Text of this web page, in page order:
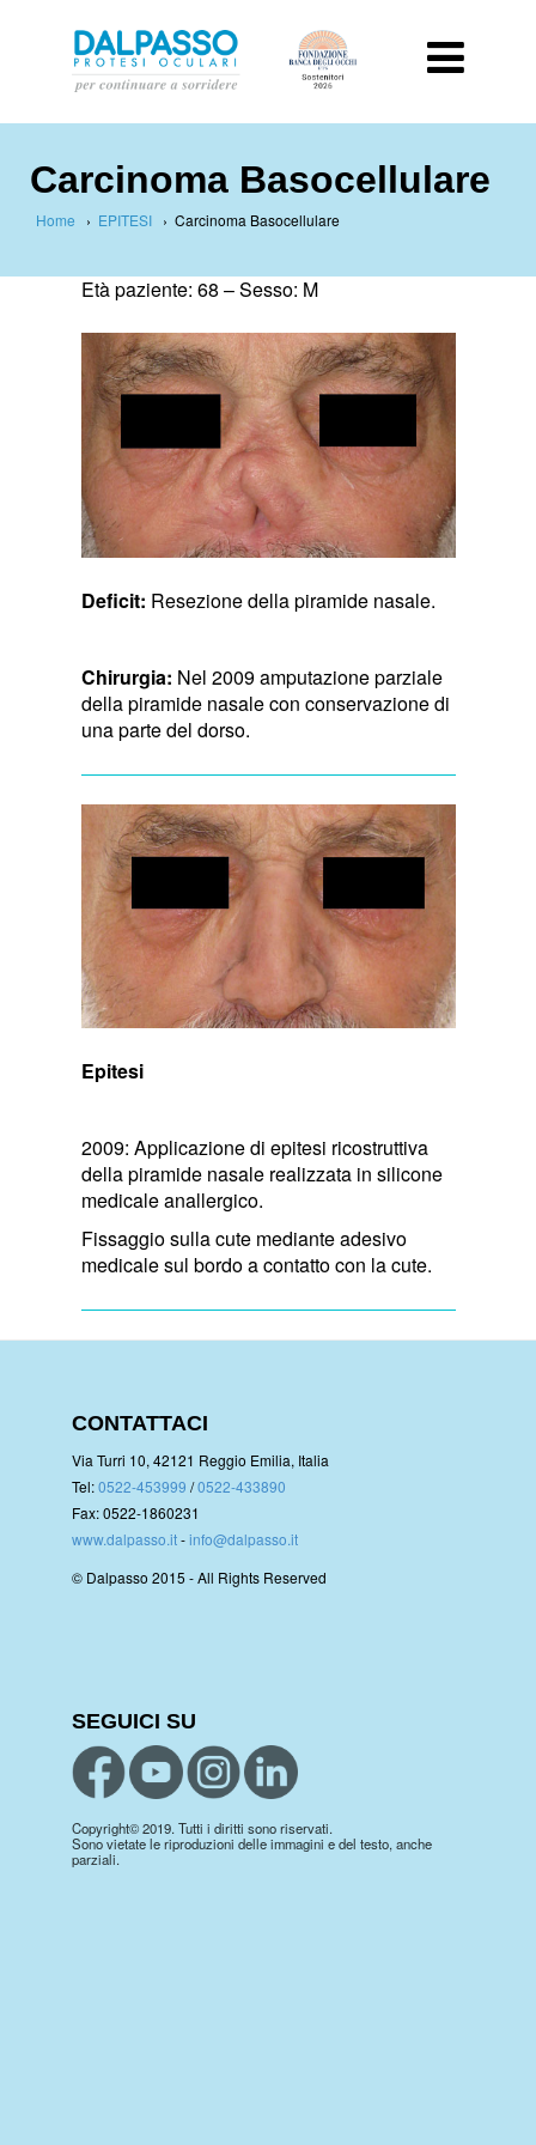
Carcinoma Basocellulare
Home › EPITESI › Carcinoma Basocellulare
Età paziente: 68 –Sesso: M
Deficit: Resezione della piramide nasale.
Chirurgia: Nel 2009 amputazione parziale
della piramide nasale con conservazione di
una parte del dorso.
Epitesi
2009: Applicazione di epitesi ricostruttiva
della piramide nasale realizzata in silicone
medicale anallergico.
Fissaggio sulla cute mediante adesivo
medicale sul bordo a contatto con la cute.
CONTATTACI
Via Turri 10, 42121 Reggio Emilia, Italia
Tel:0522-453999 /0522-433890
Fax: 0522-1860231
www.dalpasso.it-info@dalpasso.it
© Dalpasso 2015 - All Rights Reserved
SEGUICI SU
Copyright© 2019. Tutti i diritti sono riservati.
Sono vietate le riproduzioni delle immagini e del testo, anche
parziali.